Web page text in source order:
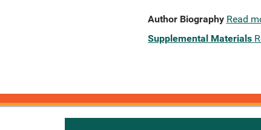
Author Biography Read
Supplemental Materials